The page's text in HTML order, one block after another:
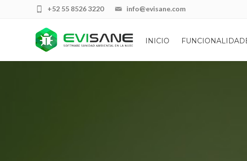
info@evisane.com
+52 55 8526 3220
INICIO